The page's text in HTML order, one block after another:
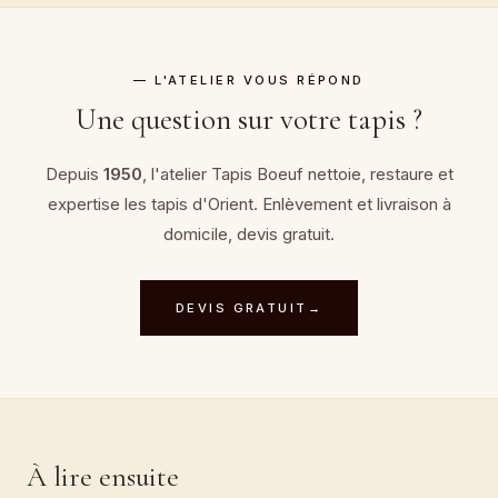
— L'ATELIER VOUS RÉPOND
Une question sur votre tapis ?
Depuis 1950 , l'atelier Tapis Boeuf nettoie, restaure et
expertise les tapis d'Orient. Enlèvement et livraison à
domicile, devis gratuit.
DEVIS GRATUIT →
À lire ensuite